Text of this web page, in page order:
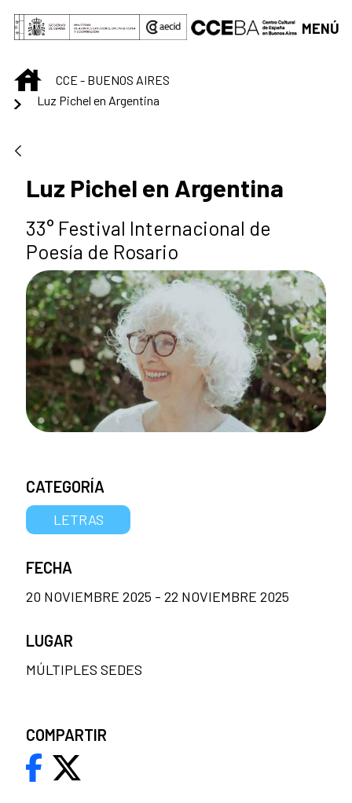
Saltar al contenido principal
MENÚ
INICIOCCE - BUENOS AIRES
Luz Pichel en Argentina
Luz Pichel en Argentina
33° Festival Internacional de
Poesía de Rosario
CATEGORÍA
LETRAS
FECHA
20 NOVIEMBRE 2025 - 22 NOVIEMBRE 2025
LUGAR
MÚLTIPLES SEDES
COMPARTIR